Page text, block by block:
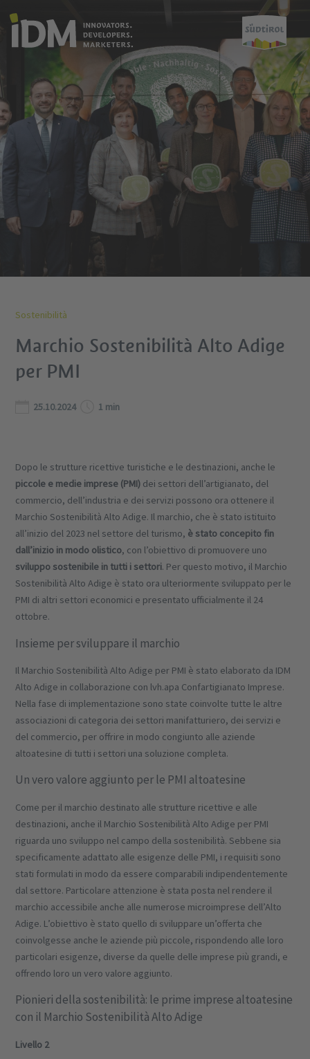
Sostenibilità
Marchio Sostenibilità Alto Adige
per PMI
25.10.2024 1 min
Dopo le strutture ricettive turistiche e le destinazioni, anche le
piccole e medie imprese (PMI) dei settori dell’artigianato, del
commercio, dell’industria e dei servizi possono ora ottenere il
Marchio Sostenibilità Alto Adige. Il marchio, che è stato istituito
all’inizio del 2023 nel settore del turismo, è stato concepito fin
dall’inizio in modo olistico, con l’obiettivo di promuovere uno
sviluppo sostenibile in tutti i settori. Per questo motivo, il Marchio
Sostenibilità Alto Adige è stato ora ulteriormente sviluppato per le
PMI di altri settori economici e presentato ufficialmente il 24
ottobre.
Insieme per sviluppare il marchio
Il Marchio Sostenibilità Alto Adige per PMI è stato elaborato da IDM
Alto Adige in collaborazione con lvh.apa Confartigianato Imprese.
Nella fase di implementazione sono state coinvolte tutte le altre
associazioni di categoria dei settori manifatturiero, dei servizi e
del commercio, per offrire in modo congiunto alle aziende
altoatesine di tutti i settori una soluzione completa.
Un vero valore aggiunto per le PMI altoatesine
Come per il marchio destinato alle strutture ricettive e alle
destinazioni, anche il Marchio Sostenibilità Alto Adige per PMI
riguarda uno sviluppo nel campo della sostenibilità. Sebbene sia
specificamente adattato alle esigenze delle PMI, i requisiti sono
stati formulati in modo da essere comparabili indipendentemente
dal settore. Particolare attenzione è stata posta nel rendere il
marchio accessibile anche alle numerose microimprese dell’Alto
Adige. L’obiettivo è stato quello di sviluppare un’offerta che
coinvolgesse anche le aziende più piccole, rispondendo alle loro
particolari esigenze, diverse da quelle delle imprese più grandi, e
offrendo loro un vero valore aggiunto.
Pionieri della sostenibilità: le prime imprese altoatesine
con il Marchio Sostenibilità Alto Adige
Livello 2